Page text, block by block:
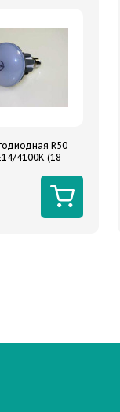
R50
4100K (18